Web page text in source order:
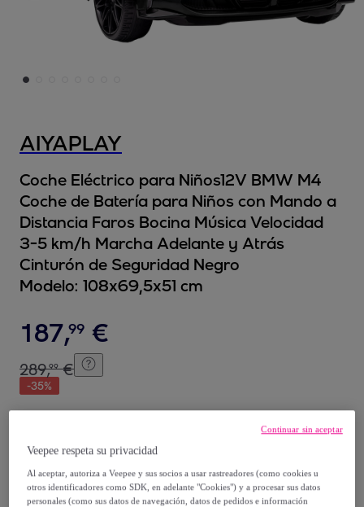
AIYAPLAY
Coche Eléctrico para Niños12V BMW M4
Coche de Batería para Niños con Mando a
Distancia Faros Bocina Música Velocidad
3-5 km/h Marcha Adelante y Atrás
Cinturón de Seguridad Negro
Modelo: 108x69,5x51 cm
187,99 €
289,99 €
-35%
ver condiciones
Vendido porAosom
Veepee respeta su privacidad
Al aceptar, autoriza a Veepee y sus socios a usar rastreadores (como cookies u
otros identificadores como SDK, en adelante "Cookies") y a procesar sus datos
personales (como sus datos de navegación, datos de pedidos e información
Continuar sin aceptar